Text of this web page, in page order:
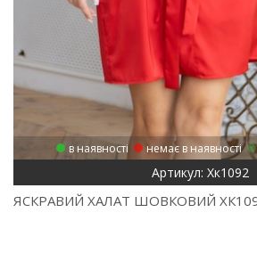
в наявності немає в наявності
Артикул: Хк1092
ЯСКРАВИЙ ХАЛАТ ШОВКОВИЙ